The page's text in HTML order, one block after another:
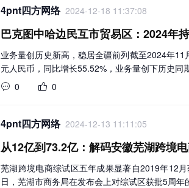
4pnt四方网络 2024-12-18 11:37:08
巴克图中哈边民互市贸易区：2024年
业务量创历史新高，稳居全疆前列截至2024年
元人民币，同比增长55.52%，业务量创下历史同
0
0
4pnt四方网络 2024-12-13 11:11:05
从12亿到73.2亿：解码安徽芜湖跨境
芜湖跨境电商综试区五年成果显著自2019年12
日，芜湖市商务局在发布会上对综试区获批5周年